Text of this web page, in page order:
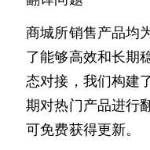
商城所销售产品均
了能够高效和长期
态对接，我们构建
期对热门产品进行
可免费获得更新。